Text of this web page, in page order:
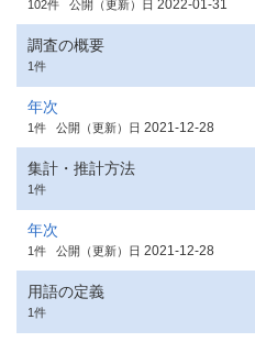
102件 公開（更新）日 2022-01-31
調査の概要
1件
年次
1件 公開（更新）日 2021-12-28
集計・推計方法
1件
年次
1件 公開（更新）日 2021-12-28
用語の定義
1件